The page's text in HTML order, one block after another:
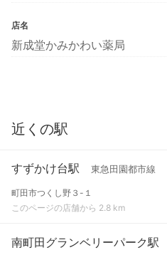
店名
新成堂かみかわい薬局
近くの駅
すずかけ台駅 東急田園都市線
町田市つくし野３-１
このページの店舗から 2.8 km
南町田グランベリーパーク駅